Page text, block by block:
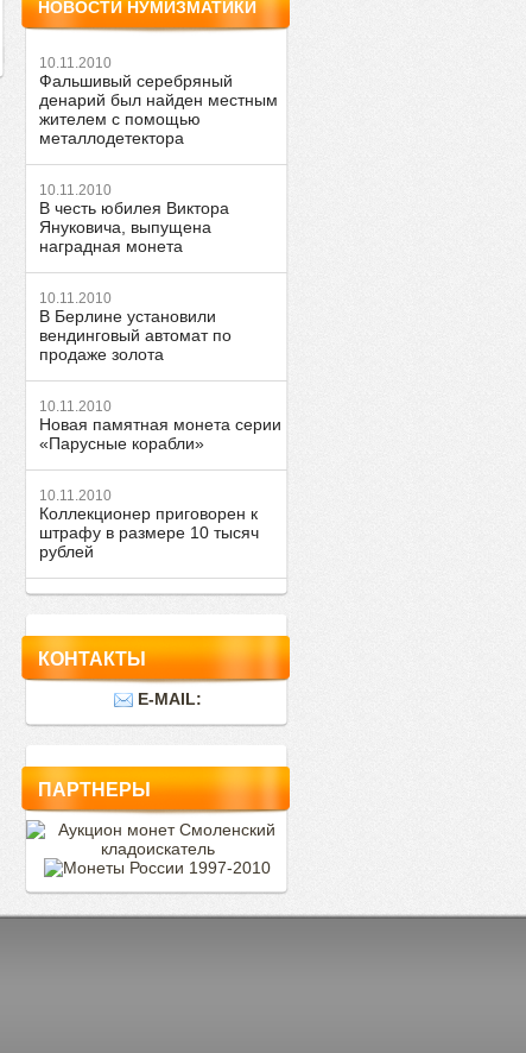
НОВОСТИ НУМИЗМАТИКИ
10.11.2010
Фальшивый серебряный
денарий был найден местным
жителем с помощью
металлодетектора
10.11.2010
В честь юбилея Виктора
Януковича, выпущена
наградная монета
10.11.2010
В Берлине установили
вендинговый автомат по
продаже золота
10.11.2010
Новая памятная монета серии
«Парусные корабли»
10.11.2010
Коллекционер приговорен к
штрафу в размере 10 тысяч
рублей
КОНТАКТЫ
E-MAIL:
ПАРТНЕРЫ